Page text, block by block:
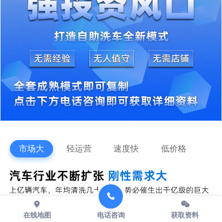
市场大 轻运营 速度快 低价格
薛** 153****6451 1天前
在线地图 电话咨询 获取资料